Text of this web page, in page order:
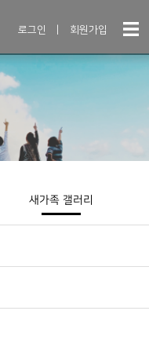
로그인 회원가입
새가족 갤러리